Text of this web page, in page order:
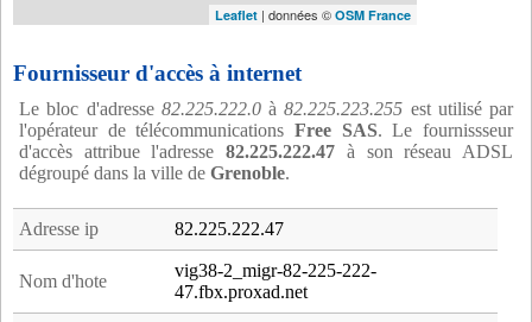
Leaflet | données © OSM France
Fournisseur d'accès à internet
Le bloc d'adresse 82.225.222.0à82.225.223.255 est utilisé par
l'opérateur de télécommunications Free SAS. Le fournissseur
d'accès attribue l'adresse82.225.222.47 à son réseau ADSL
dégroupé dans la ville de Grenoble.
Adresse ip 82.225.222.47
Nom d'hote
vig38-2_migr-82-225-222-
47.fbx.proxad.net